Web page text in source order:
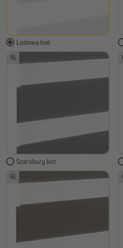
Lodowa biel
Szarobury kot